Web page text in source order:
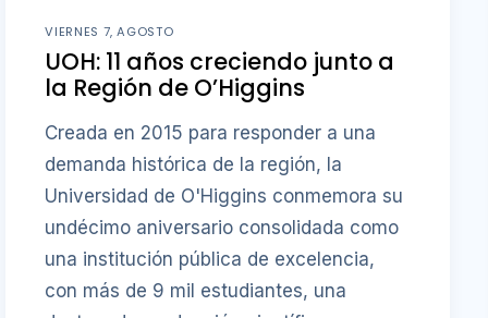
VIERNES 7, AGOSTO
UOH: 11 años creciendo junto a
la Región de O’Higgins
Creada en 2015 para responder a una
demanda histórica de la región, la
Universidad de O'Higgins conmemora su
undécimo aniversario consolidada como
una institución pública de excelencia,
con más de 9 mil estudiantes, una